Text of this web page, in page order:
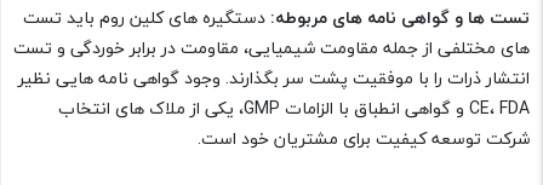
تست ها و گواهی نامه های مربوطه: دستگیره های کلین روم باید تست
های مختلفی از جمله مقاومت شیمیایی، مقاومت در برابر خوردگی و تست
انتشار ذرات را با موفقیت پشت سر بگذارند. وجود گواهی نامه هایی نظیر
CE، FDA و گواهی انطباق با الزامات GMP، یکی از ملاک های انتخاب
شرکت توسعه کیفیت برای مشتریان خود است.